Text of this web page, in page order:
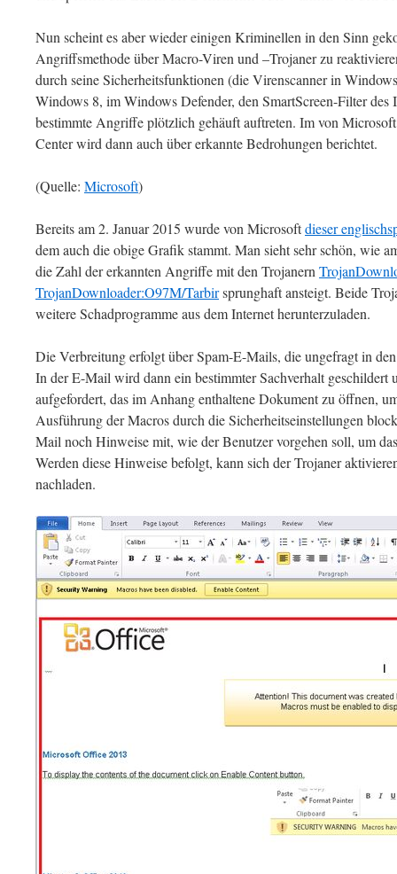
Nun scheint es aber wieder einigen Kriminellen in den Sinn
Angriffsmethode über Macro-Viren und –Trojaner zu
durch seine Sicherheitsfunktionen (die Virenscanner in
Windows 8, im Windows Defender, den SmartScreen-Filter
bestimmte Angriffe plötzlich gehäuft auftreten. Im von
Center wird dann auch über erkannte Bedrohungen berichtet.
(Quelle: Microsoft)
Bereits am 2. Januar 2015 wurde von Microsoftdieser
dem auch die obige Grafik stammt. Man sieht sehr schön, wie
die Zahl der erkannten Angriffe mit den Trojanern
TrojanDownloader:O97M/Tarbirsprunghaft ansteigt. Beide
weitere Schadprogramme aus dem Internet herunterzuladen.
Die Verbreitung erfolgt über Spam-E-Mails, die ungefragt in
In der E-Mail wird dann ein bestimmter Sachverhalt geschildert
aufgefordert, das im Anhang enthaltene Dokument zu öffnen,
Ausführung der Macros durch die Sicherheitseinstellungen
Mail noch Hinweise mit, wie der Benutzer vorgehen soll, um
Werden diese Hinweise befolgt, kann sich der Trojaner
nachladen.